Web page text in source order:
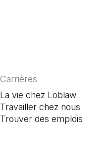
Carrières
La vie chez Loblaw
Travailler chez nous
Trouver des emplois